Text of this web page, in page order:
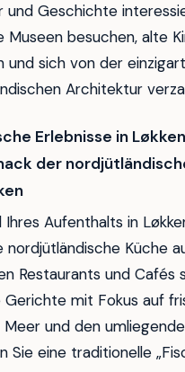
und Geschichte
Museen besuchen, alte
und sich von der
Architektur
Erlebnisse in
der
Ihres Aufenthalts in
nordjütländische Küche
Restaurants und Cafés
Gerichte mit Fokus auf
und den
Sie eine traditionelle